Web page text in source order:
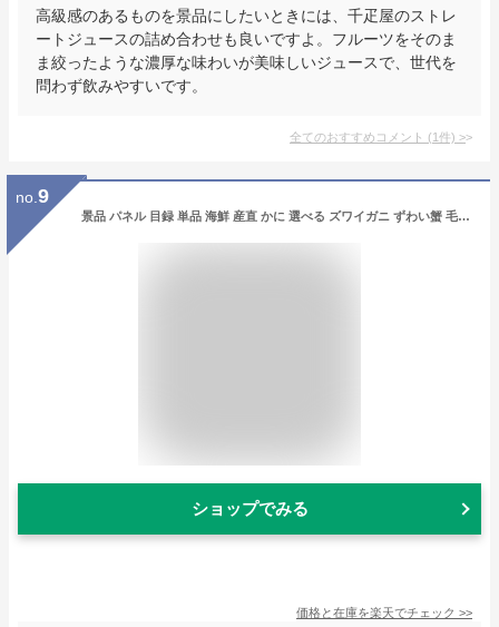
高級感のあるものを景品にしたいときには、千疋屋のストレ
ートジュースの詰め合わせも良いですよ。フルーツをそのま
ま絞ったような濃厚な味わいが美味しいジュースで、世代を
問わず飲みやすいです。
全てのおすすめコメント (1件) >
no. 9
景品 パネル 目録 単品 海鮮 産直 かに 選べる ズワイガニ ずわい蟹 毛蟹 花咲蟹 グルメ おいしい 食べ物 目録 ビンゴ 結婚式 二次会 披露宴 会社イベント ゴルフコンペ 忘年会 抽選会
ショップでみる
価格と在庫を楽天でチェック >>